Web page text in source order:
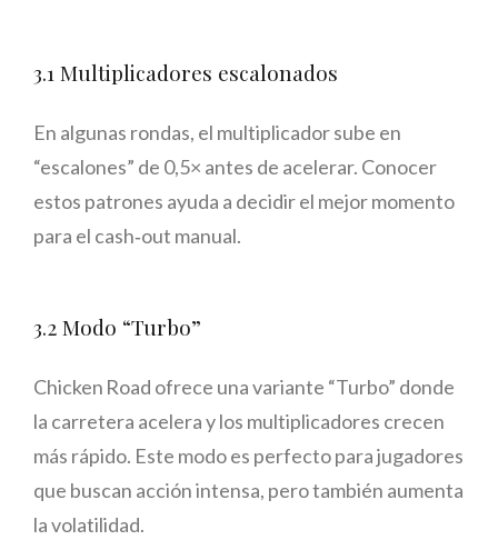
3.1 Multiplicadores escalonados
En algunas rondas, el multiplicador sube en
“escalones” de 0,5× antes de acelerar. Conocer
estos patrones ayuda a decidir el mejor momento
para el cash‑out manual.
3.2 Modo “Turbo”
Chicken Road ofrece una variante “Turbo” donde
la carretera acelera y los multiplicadores crecen
más rápido. Este modo es perfecto para jugadores
que buscan acción intensa, pero también aumenta
la volatilidad.